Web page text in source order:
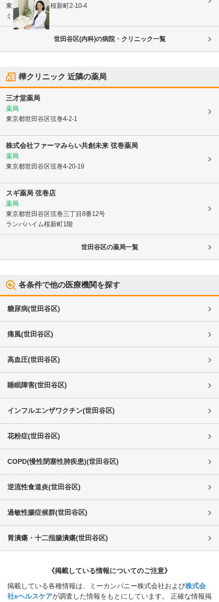
東京都世田谷区桜新町2-10-4
ミケアビル2F
世田谷区(内科)の病院・クリニック一覧
樺クリニック 近隣の薬局
三才堂薬局
薬局
東京都世田谷区弦巻4-2-1
株式会社ファーマみらい共創未来 弦巻薬局
薬局
東京都世田谷区弦巻4-20-19
スギ薬局 弦巻店
薬局
東京都世田谷区弦巻三丁目8番12号
ランバハイム桜新町1階
世田谷区の薬局一覧
各条件で他の医療機関を探す
糖尿病(世田谷区)
痛風(世田谷区)
高血圧(世田谷区)
睡眠障害(世田谷区)
インフルエンザワクチン(世田谷区)
花粉症(世田谷区)
COPD(慢性閉塞性肺疾患)(世田谷区)
逆流性食道炎(世田谷区)
過敏性腸症候群(世田谷区)
胃潰瘍・十二指腸潰瘍(世田谷区)
《掲載している情報についてのご注意》
掲載している各種情報は、ミーカンパニー株式会社および株式会
社eヘルスケアが調査した情報をもとにしています。 正確な情報掲